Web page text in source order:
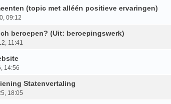
(topic met alléén positieve ervaringen)
09:12
beroepen? (Uit: beroepingswerk)
11:41
14:56
Statenvertaling
18:05